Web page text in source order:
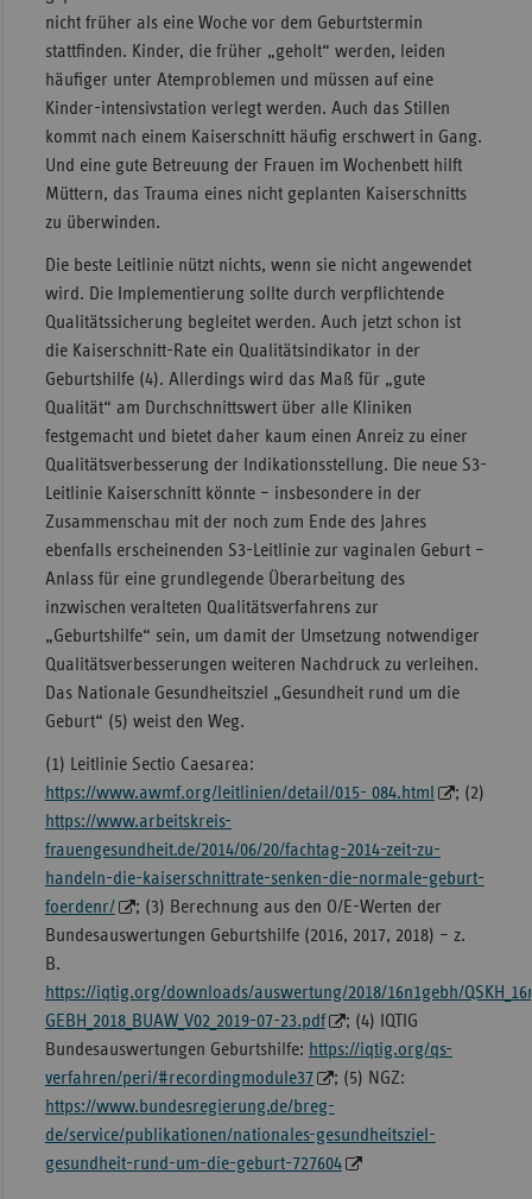
nicht früher als eine Woche vor dem Geburtstermin
stattfinden. Kinder, die früher „geholt“ werden, leiden
häufiger unter Atemproblemen und müssen auf eine
Kinder-intensivstation verlegt werden. Auch das Stillen
kommt nach einem Kaiserschnitt häufig erschwert in Gang.
Und eine gute Betreuung der Frauen im Wochenbett hilft
Müttern, das Trauma eines nicht geplanten Kaiserschnitts
zu überwinden.
Die beste Leitlinie nützt nichts, wenn sie nicht angewendet
wird. Die Implementierung sollte durch verpflichtende
Qualitätssicherung begleitet werden. Auch jetzt schon ist
die Kaiserschnitt-Rate ein Qualitätsindikator in der
Geburtshilfe (4). Allerdings wird das Maß für „gute
Qualität“ am Durchschnittswert über alle Kliniken
festgemacht und bietet daher kaum einen Anreiz zu einer
Qualitätsverbesserung der Indikationsstellung. Die neue S3-
Leitlinie Kaiserschnitt könnte – insbesondere in der
Zusammenschau mit der noch zum Ende des Jahres
ebenfalls erscheinenden S3-Leitlinie zur vaginalen Geburt –
Anlass für eine grundlegende Überarbeitung des
inzwischen veralteten Qualitätsverfahrens zur
„Geburtshilfe“ sein, um damit der Umsetzung notwendiger
Qualitätsverbesserungen weiteren Nachdruck zu verleihen.
Das Nationale Gesundheitsziel „Gesundheit rund um die
Geburt“ (5) weist den Weg.
(1) Leitlinie Sectio Caesarea:
https://www.awmf.org/leitlinien/detail/015- 084.html
; (2)
https://www.arbeitskreis-
frauengesundheit.de/2014/06/20/fachtag-2014-zeit-zu-
handeln-die-kaiserschnittrate-senken-die-normale-geburt-
foerdenr/
; (3) Berechnung aus den O/E-Werten der
Bundesauswertungen Geburtshilfe (2016, 2017, 2018) – z.
B.
https://iqtig.org/downloads/auswertung/2018/16n1gebh/
GEBH_2018_BUAW_V02_2019-07-23.pdf
; (4) IQTIG
Bundesauswertungen Geburtshilfe: https://iqtig.org/qs-
verfahren/peri/#recordingmodule37
; (5) NGZ:
https://www.bundesregierung.de/breg-
de/service/publikationen/nationales-gesundheitsziel-
gesundheit-rund-um-die-geburt-727604